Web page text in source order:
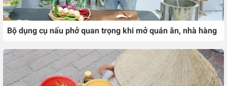
Bộ dụng cụ nấu phở quan trọng khi mở quán ăn, nhà hàng